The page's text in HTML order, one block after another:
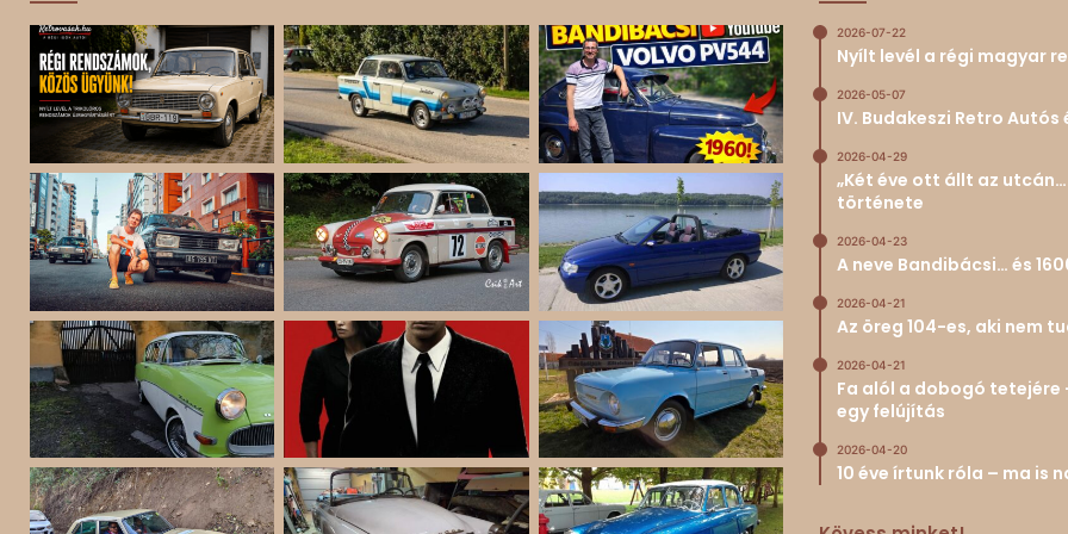
2026-07-22
Nyílt levél a régi magyar
2026-05-07
IV. Budakeszi Retro
2026-04-29
„Két éve ott állt az
története
2026-04-23
A neve Bandibácsi… és
2026-04-21
Az öreg 104-es, aki nem
2026-04-21
Fa alól a dobogó
egy felújítás
2026-04-20
10 éve írtunk róla – ma is